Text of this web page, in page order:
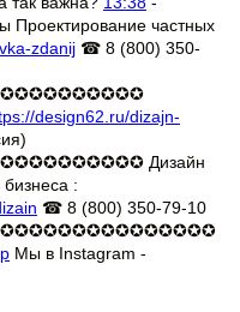
Проектирование частных
zdanij ☎ 8 (800) 350-
design62.ru/dizajn-
Дизайн
:
☎ 8 (800) 350-79-10
Мы в Instagram -